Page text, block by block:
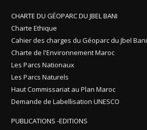
CHARTE DU GÉOPARC DU JBEL BANI
Charte Ethique
Cahier des charges du Géoparc du Jbel Bani
Charte de l'Environnement Maroc
Les Parcs Nationaux
Les Parcs Naturels
Haut Commissariat au Plan Maroc
Demande de Labellisation UNESCO
PUBLICATIONS -EDITIONS